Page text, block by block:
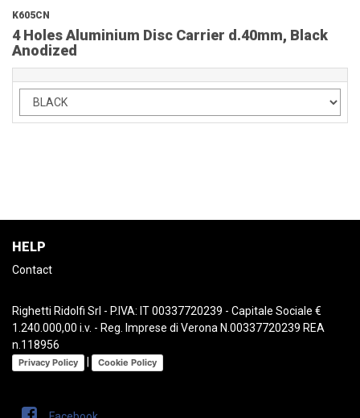
K605CN
4 Holes Aluminium Disc Carrier d.40mm, Black
Anodized
HELP
Contact
Righetti Ridolfi Srl - P.IVA: IT 00337720239 - Capitale Sociale €
1.240.000,00 i.v. - Reg. Imprese di Verona N.00337720239 REA
n.118956
Privacy Policy Cookie Policy